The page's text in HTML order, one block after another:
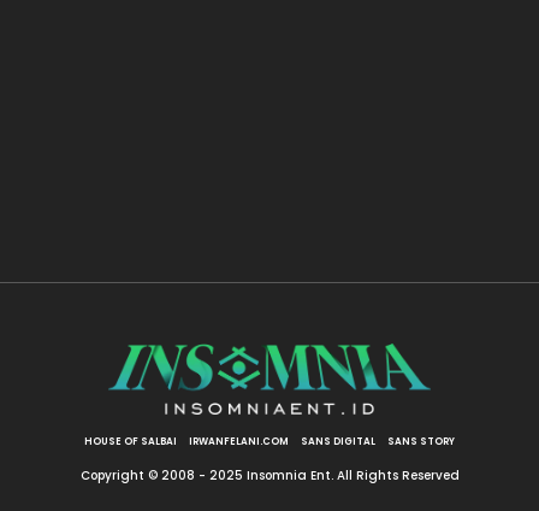
HOUSE OF SALBAI IRWANFELANI.COM SANS DIGITAL SANS STORY
Copyright © 2008 - 2025 Insomnia Ent. All Rights Reserved